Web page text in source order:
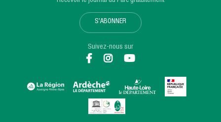
S'ABONNER
Suivez-nous sur